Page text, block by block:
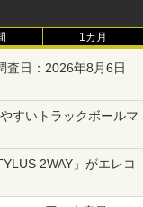
1カ月
査日：2026年8月6日
すいトラックボールマ
2WAY」がエレコ